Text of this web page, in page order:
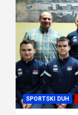
SPORTSKI DUH